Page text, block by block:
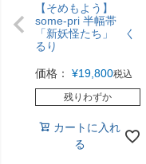
【そめもよう】
some-pri 半幅帯
「新妖怪たち」 く
るり
価格： ¥19,800税込
残りわずか
カートに入れ
る